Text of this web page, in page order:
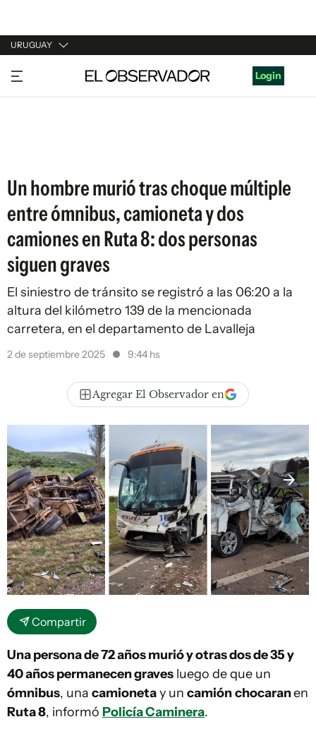
URUGUAY
URUGUAY
ARGENTINA
Login
Un hombre murió tras choque múltiple
entre ómnibus, camioneta y dos
camiones en Ruta 8: dos personas
siguen graves
El siniestro de tránsito se registró a las 06:20 a la
altura del kilómetro 139 de la mencionada
carretera, en el departamento de Lavalleja
2 de septiembre 2025 9:44 hs
Agregar El Observador en
Compartir
Una persona de 72 años murió y otras dos de 35 y
40 años permanecen graves luego de que un
ómnibus, una camionetay un camiónchocaranen
Ruta 8, informó Policía Caminera.